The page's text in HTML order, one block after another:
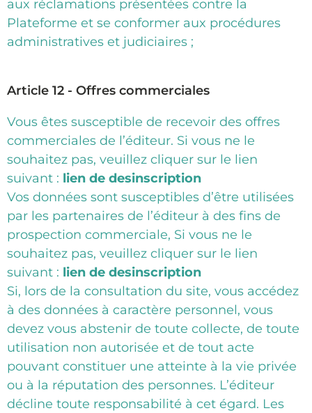
aux réclamations présentées contre la
Plateforme et se conformer aux procédures
administratives et judiciaires ;
Article 12 - Offres commerciales
Vous êtes susceptible de recevoir des offres
commerciales de l’éditeur. Si vous ne le
souhaitez pas, veuillez cliquer sur le lien
suivant : lien de desinscription
Vos données sont susceptibles d’être utilisées
par les partenaires de l’éditeur à des fins de
prospection commerciale, Si vous ne le
souhaitez pas, veuillez cliquer sur le lien
suivant : lien de desinscription
Si, lors de la consultation du site, vous accédez
à des données à caractère personnel, vous
devez vous abstenir de toute collecte, de toute
utilisation non autorisée et de tout acte
pouvant constituer une atteinte à la vie privée
ou à la réputation des personnes. L’éditeur
décline toute responsabilité à cet égard. Les